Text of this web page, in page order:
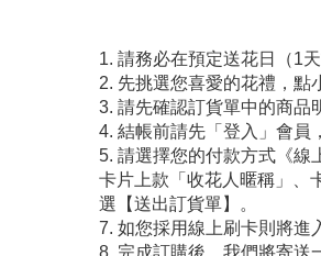
1. 請務必在預定送花日（1
2. 先挑選您喜愛的花禮，點
3. 請先確認訂貨單中的商品
4. 結帳前請先「登入」會員
5. 請選擇您的付款方式《線
卡片上款「收花人暱稱」、
選【送出訂貨單】。
7. 如您採用線上刷卡則將進